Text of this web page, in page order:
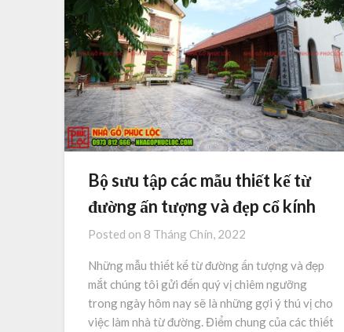
Bộ sưu tập các mẫu thiết kế từ
đường ấn tượng và đẹp cổ kính
Posted on 8 Tháng Chín, 2022
Những mẫu thiết kế từ đường ấn tượng và đẹp
mắt chúng tôi gửi đến quý vị chiêm ngưỡng
trong ngày hôm nay sẽ là những gợi ý thú vị cho
việc làm nhà từ đường. Điểm chung của các thiết